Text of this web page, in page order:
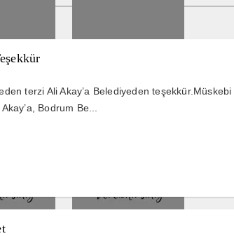
terzi Ali Akay’a Belediyeden
Bodrum Be...